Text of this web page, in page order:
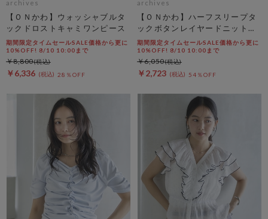
archives
【ＯＮかわ】ウォッシャブルタ
ックドロストキャミワンピース
期間限定タイムセールSALE価格から更に
10%OFF! 8/10 10:00まで
￥6,336 28％OFF
￥8,800
archives
【ＯＮかわ】ハーフスリープタ
ックボタンレイヤードニットカ
ーディガン
期間限定タイムセールSALE価格から更に
10%OFF! 8/10 10:00まで
￥2,723 54％OFF
￥6,050